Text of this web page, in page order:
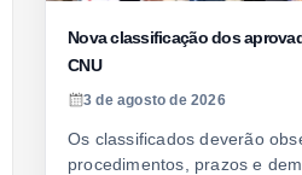
Nova classificação dos
CNU
3 de agosto de 2026
Os classificados deverão
procedimentos, prazos e